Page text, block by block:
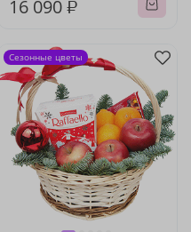
16 090 ₽
Сезонные цветы